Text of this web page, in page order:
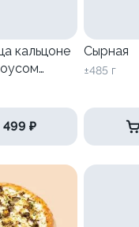
кальцоне
499 ₽
Сырная
±485 г